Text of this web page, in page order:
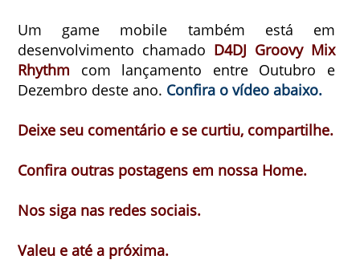
Um game mobile também está em
desenvolvimento chamado D4DJ Groovy Mix
Rhythm com lançamento entre Outubro e
Dezembro deste ano. Confira o vídeo abaixo.
Deixe seu comentário e se curtiu, compartilhe.
Confira outras postagens em nossa Home.
Nos siga nas redes sociais.
Valeu e até a próxima.